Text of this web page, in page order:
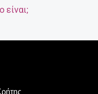
είναι;